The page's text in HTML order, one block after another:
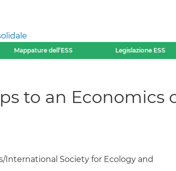
Mappature dell’ESS Legislazione ESS
to an Economics
International Society for Ecology and